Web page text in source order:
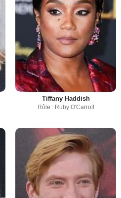
Tiffany Haddish
Rôle : Ruby O'Carroll